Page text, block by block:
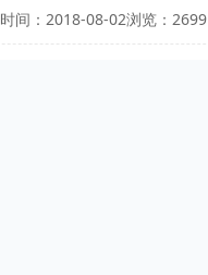
时间：2018-08-02浏览：2699